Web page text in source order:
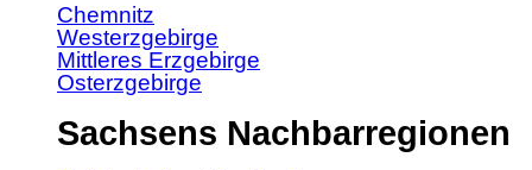
Chemnitz
Westerzgebirge
Mittleres Erzgebirge
Osterzgebirge
Sachsens Nachbarregionen